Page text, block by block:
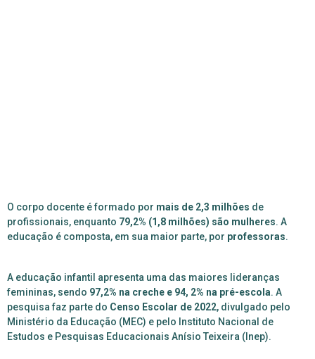
O corpo docente é formado por mais de 2,3 milhões de
profissionais, enquanto 79,2% (1,8 milhões) são mulheres. A
educação é composta, em sua maior parte, por professoras.
A educação infantil apresenta uma das maiores lideranças
femininas, sendo 97,2% na creche e 94, 2% na pré-escola. A
pesquisa faz parte do Censo Escolar de 2022, divulgado pelo
Ministério da Educação (MEC) e pelo Instituto Nacional de
Estudos e Pesquisas Educacionais Anísio Teixeira (Inep).